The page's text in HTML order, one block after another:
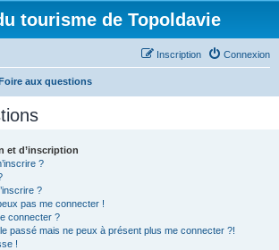
tourisme de Topoldavie
Connexion
Inscription
aux questions
et d’inscription
?
?
pas me connecter !
connecter ?
passé mais ne peux à présent plus me connecter ?!
!